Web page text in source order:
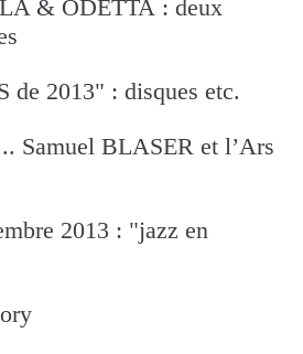
& ODETTA : deux
de 2013" : disques etc.
Samuel BLASER et l’Ars
2013 : "jazz en